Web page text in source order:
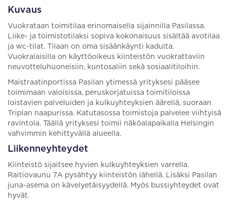
Kuvaus
Vuokrataan toimitilaa erinomaisella sijainnilla Pasilassa.
Liike- ja toimistotilaksi sopiva kokonaisuus sisältää avotilaa
ja wc-tilat. Tilaan on oma sisäänkäynti kadulta.
Vuokralaisilla on käyttöoikeus kiinteistön vuokrattaviin
neuvotteluhuoneisiin, kuntosaliin sekä sosiaalitiloihin.
Maistraatinportissa Pasilan ytimessä yrityksesi pääsee
toimimaan valoisissa, peruskorjatuissa toimitiloissa
loistavien palveluiden ja kulkuyhteyksien äärellä, suoraan
Triplan naapurissa. Katutasossa toimistoja palvelee viihtyisä
ravintola. Täällä yrityksesi toimii näköalapaikalla Helsingin
vahvimmin kehittyvällä alueella.
Liikenneyhteydet
Kiinteistö sijaitsee hyvien kulkuyhteyksien varrella.
Raitiovaunu 7A pysähtyy kiinteistön lähellä. Lisäksi Pasilan
juna-asema on kävelyetäisyydellä. Myös bussiyhteydet ovat
hyvät.